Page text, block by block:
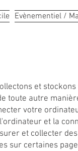
Evènementiel /
et
toute autre
votre
et la
et collecter
sur certaines